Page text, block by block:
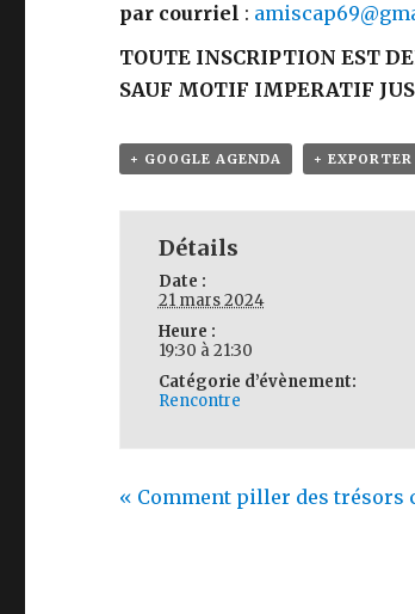
par courriel :
TOUTE INSCRIPTION EST
SAUF MOTIF IMPERATIF
+ GOOGLE AGENDA +
Détails
Date :
21 mars 2024
Heure :
19:30 à 21:30
Catégorie d’évènement:
Rencontre
« Comment piller des trésors